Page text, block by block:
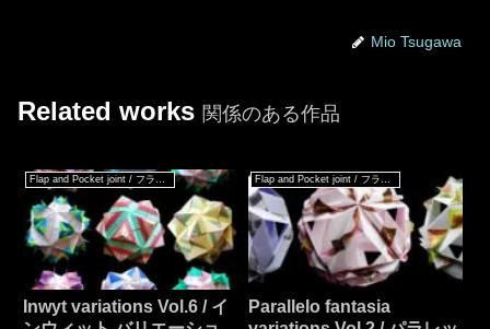
Mio Tsugawa
Related works 関係のある作品
Inwyt variations Vol.6 / イ
Parallelo fantasia